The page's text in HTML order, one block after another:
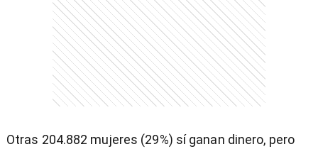
Otras 204.882 mujeres (29%) sí ganan dinero, pero